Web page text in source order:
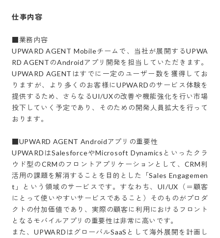
仕事内容
■業務内容
UPWARD AGENT Mobileチームで、当社が展開するUPWA
RD AGENTのAndroidアプリ開発を担当していただきます。
UPWARD AGENTはすでに一定のユーザー数を獲得してお
りますが、より多くのお客様にUPWARDのサービス体験を
提供するため、さらなるUI/UXの改善や機能強化を行い市場
投下していく予定であり、そのための開発人員拡大を行って
おります。
■UPWARD AGENT Androidアプリの重要性
UPWARDはSalesforceやMicrosoft Dynamicsといったクラ
ウド型のCRMのフロントアプリケーションとして、CRM利
活用の課題を解消することを目的とした「Sales Engagemen
t」という領域のサービスです。すなわち、UI/UX（＝顧客
にとって使いやすいサービスであること）そのものがプロダ
クトの付加価値であり、実際の顧客に利用におけるフロント
となるモバイルアプリの重要性は非常に高いです。
また、UPWARDはグローバルSaaSとして海外展開を計画し